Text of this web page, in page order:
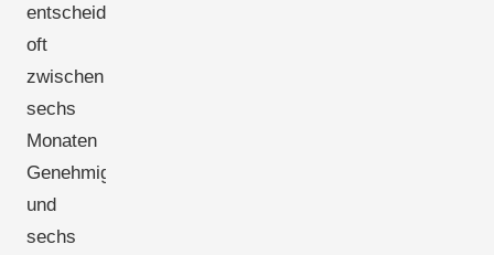
entscheidet
oft
zwischen
sechs
Monaten
Genehmigungsdauer
und
sechs